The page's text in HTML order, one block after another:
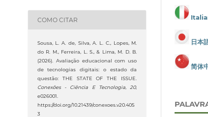
COMO CITAR
Sousa, L. A. de, Silva, A. L. C., Lopes, M.
do R. M., Ferreira, L. S., & Lima, M. D. B.
(2026). Avaliação educacional com uso
de tecnologias digitais: o estado da
questão: THE STATE OF THE ISSUE.
Conexões - Ciência E Tecnologia, 20,
e026001.
https://doi.org/10.21439/conexoes.v20.405
3
日本
简体